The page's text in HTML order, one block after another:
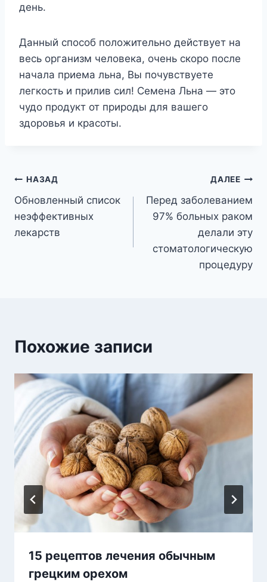
день.
Данный способ положительно действует на
весь организм человека, очень скоро после
начала приема льна, Вы почувствуете
легкость и прилив сил! Семена Льна — это
чудо продукт от природы для вашего
здоровья и красоты.
Навигация
по
записям
НАЗАД
Обновленный список
неэффективных
лекарств
ДАЛЕЕ
Перед заболеванием
97% больных раком
делали эту
стоматологическую
процедуру
Похожие записи
15 рецептов лечения обычным
грецким орехом